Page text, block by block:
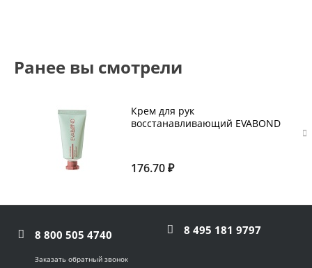
Ранее вы смотрели
Крем для рук
восстанавливающий EVABOND
176.70 ₽
8 800 505 4740 8 495 181 9797
Заказать обратный звонок